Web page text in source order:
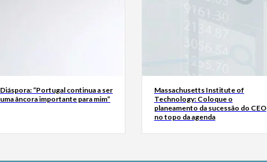
Diáspora: “Portugal continua a ser
uma âncora importante para mim”
Massachusetts Institute of
Technology: Coloque o
planeamento da sucessão do CEO
no topo da agenda